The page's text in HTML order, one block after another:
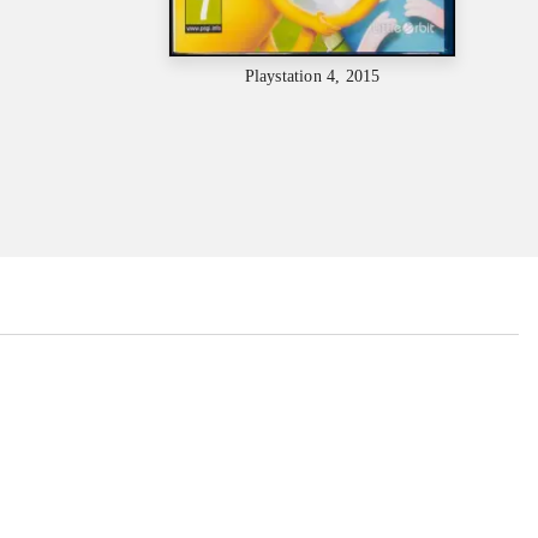
Playstation 4, 2015